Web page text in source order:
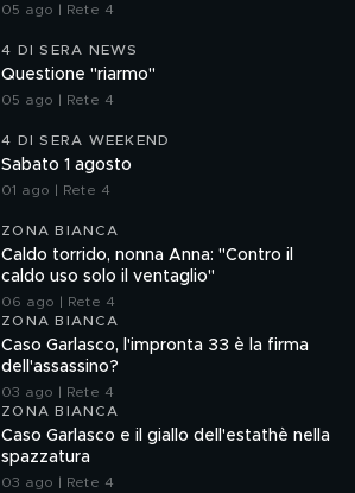
05 ago | Rete 4
4 DI SERA NEWS
Questione "riarmo"
05 ago | Rete 4
4 DI SERA WEEKEND
Sabato 1 agosto
01 ago | Rete 4
ZONA BIANCA
Caldo torrido, nonna Anna: "Contro il
caldo uso solo il ventaglio"
06 ago | Rete 4
ZONA BIANCA
Caso Garlasco, l'impronta 33 è la firma
dell'assassino?
03 ago | Rete 4
ZONA BIANCA
Caso Garlasco e il giallo dell'estathè nella
spazzatura
03 ago | Rete 4